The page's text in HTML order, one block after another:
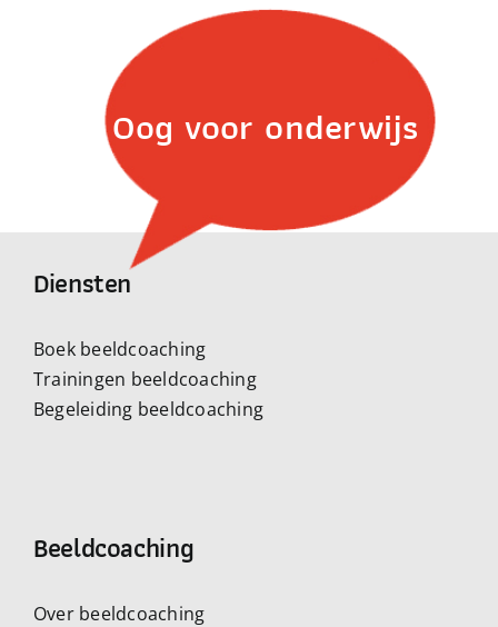
Oog voor onderwijs
Diensten
Boek beeldcoaching
Trainingen beeldcoaching
Begeleiding beeldcoaching
Beeldcoaching
Over beeldcoaching